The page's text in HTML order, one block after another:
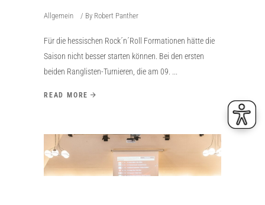
Allgemein By Robert Panther
Für die hessischen Rock´n´Roll Formationen hätte die
Saison nicht besser starten können. Bei den ersten
beiden Ranglisten-Turnieren, die am 09.
READ MORE